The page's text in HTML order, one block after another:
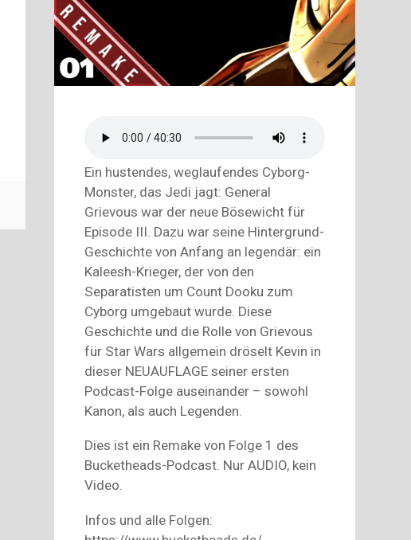
Ein hustendes, weglaufendes Cyborg-
Monster, das Jedi jagt: General
Grievous war der neue Bösewicht für
Episode III. Dazu war seine Hintergrund-
Geschichte von Anfang an legendär: ein
Kaleesh-Krieger, der von den
Separatisten um Count Dooku zum
Cyborg umgebaut wurde. Diese
Geschichte und die Rolle von Grievous
für Star Wars allgemein dröselt Kevin in
dieser NEUAUFLAGE seiner ersten
Podcast-Folge auseinander – sowohl
Kanon, als auch Legenden.
Dies ist ein Remake von Folge 1 des
Bucketheads-Podcast. Nur AUDIO, kein
Video.
Infos und alle Folgen: